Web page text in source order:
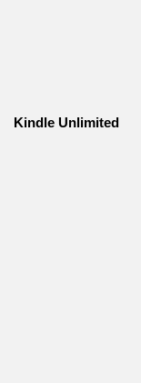
Kindle Unlimited